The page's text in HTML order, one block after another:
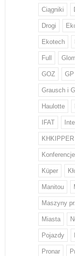
Ciągniki
Drogi
Ekotech
Full
GOZ
Grausch i
Haulotte
IFAT
KHKIPPER
Konferencje
Küper
Manitou
Maszyny
Miasta
Pojazdy
Pronar